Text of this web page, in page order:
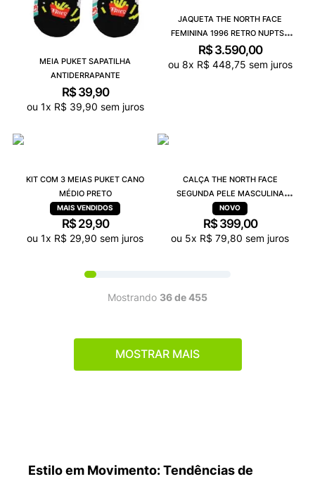
MEIA PUKET SAPATILHA
ANTIDERRAPANTE
R$ 39,90
ou 1x R$ 39,90 sem juros
JAQUETA THE NORTH FACE
FEMININA 1996 RETRO NUPTSE
PRETO 3XE0LE4
R$ 3.590,00
ou 8x R$ 448,75 sem juros
KIT COM 3 MEIAS PUKET CANO
MÉDIO PRETO
R$ 29,90
ou 1x R$ 29,90 sem juros
CALÇA THE NORTH FACE
SEGUNDA PELE MASCULINA
WARM PRETO A029NJK3
R$ 399,00
ou 5x R$ 79,80 sem juros
Mostrando 36 de 455
MOSTRAR MAIS
Estilo em Movimento: Tendências de